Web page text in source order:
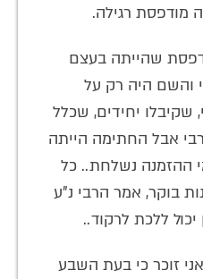
מודפסת רגילה.
שהייתה בעצם
והשם היה רק על
שקיבלו יחידים, שכלל
אבל החתימה הייתה
ההזמנה נשלחת.. כל
בוקר, אמר הרבי נ"ע
ללכת לרקוד..
זוכר כי בעת השבע